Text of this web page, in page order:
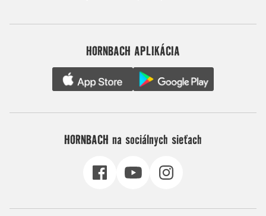
HORNBACH APLIKÁCIA
HORNBACH na sociálnych sieťach